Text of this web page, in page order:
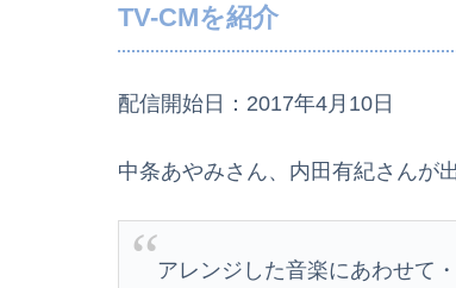
TV-CMを紹介
配信開始日：2017年4月10日
中条あやみさん、内田有紀さんが
アレンジした音楽にあわせて